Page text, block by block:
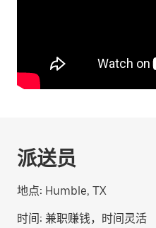
派送员
地点: Humble, TX
时间: 兼职赚钱，时间灵活